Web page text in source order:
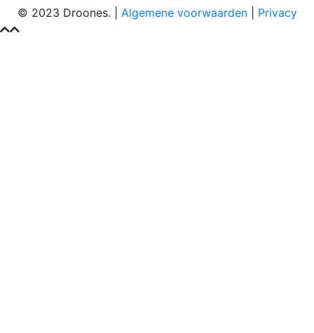
© 2023 Droones. | Algemene voorwaarden| Privacy